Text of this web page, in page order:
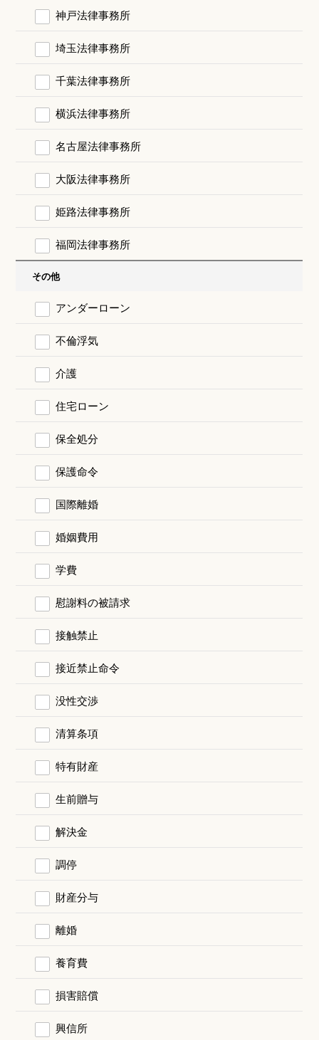
神戸法律事務所
埼玉法律事務所
千葉法律事務所
横浜法律事務所
名古屋法律事務所
大阪法律事務所
姫路法律事務所
福岡法律事務所
その他
アンダーローン
不倫浮気
介護
住宅ローン
保全処分
保護命令
国際離婚
婚姻費用
学費
慰謝料の被請求
接触禁止
接近禁止命令
没性交渉
清算条項
特有財産
生前贈与
解決金
調停
財産分与
離婚
養育費
損害賠償
興信所